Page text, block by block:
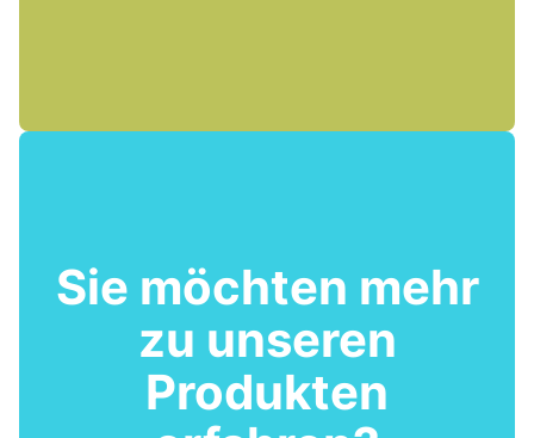
Sie möchten mehr
zu unseren
Produkten